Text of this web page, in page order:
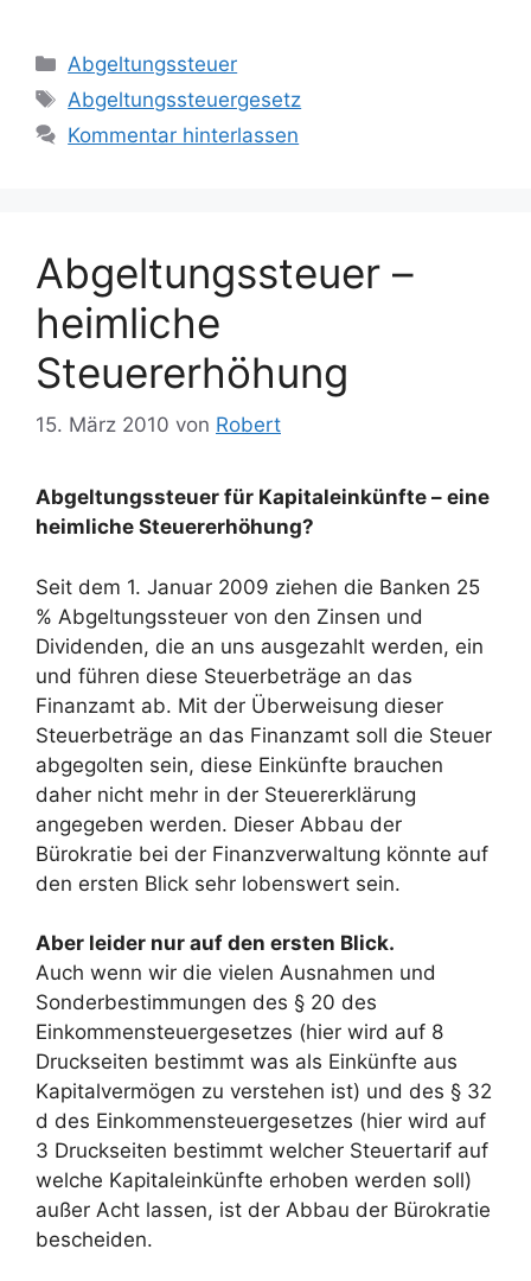
Kategorien
Abgeltungssteuer
Schlagwörter
Abgeltungssteuergesetz
Kommentar hinterlassen
Abgeltungssteuer –
heimliche
Steuererhöhung
15. März 2010 von Robert
Abgeltungssteuer für Kapitaleinkünfte – eine
heimliche Steuererhöhung?
Seit dem 1. Januar 2009 ziehen die Banken 25
% Abgeltungssteuer von den Zinsen und
Dividenden, die an uns ausgezahlt werden, ein
und führen diese Steuerbeträge an das
Finanzamt ab. Mit der Überweisung dieser
Steuerbeträge an das Finanzamt soll die Steuer
abgegolten sein, diese Einkünfte brauchen
daher nicht mehr in der Steuererklärung
angegeben werden. Dieser Abbau der
Bürokratie bei der Finanzverwaltung könnte auf
den ersten Blick sehr lobenswert sein.
Aber leider nur auf den ersten Blick.
Auch wenn wir die vielen Ausnahmen und
Sonderbestimmungen des § 20 des
Einkommensteuergesetzes (hier wird auf 8
Druckseiten bestimmt was als Einkünfte aus
Kapitalvermögen zu verstehen ist) und des § 32
d des Einkommensteuergesetzes (hier wird auf
3 Druckseiten bestimmt welcher Steuertarif auf
welche Kapitaleinkünfte erhoben werden soll)
außer Acht lassen, ist der Abbau der Bürokratie
bescheiden.